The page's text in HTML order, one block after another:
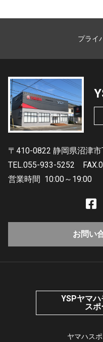
プライ
〒410-0822 静岡県沼津
TEL.055-933-5252
営業時間 10:00～19:00
お問い
YSPヤマ
ス
ヤマハス